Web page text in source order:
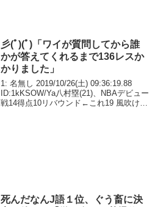
彡(ﾟ)(ﾟ)「ワイが質問してから誰
かが答えてくれるまで136レスか
かりました」
1: 名無し 2019/10/26(土) 09:36:19.88
ID:1kKSOW/Ya八村塁(21)、NBAデビュー
戦14得点10リバウンド←これ19 風吹けば
死んだなんJ語１位、ぐう畜に決